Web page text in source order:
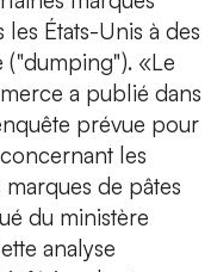
États-Unis à des
("dumping"). «Le
a publié dans
prévue pour
les
de pâtes
du ministère
analyse